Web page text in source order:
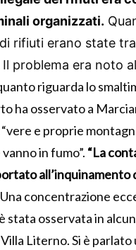
organizzati.
rifiuti erano state
problema era noto
riguarda lo
ha osservato a
e proprie
in fumo”. “La
all’inquinamento
Una concentrazione
stata osservata in
Literno. Si è parlato